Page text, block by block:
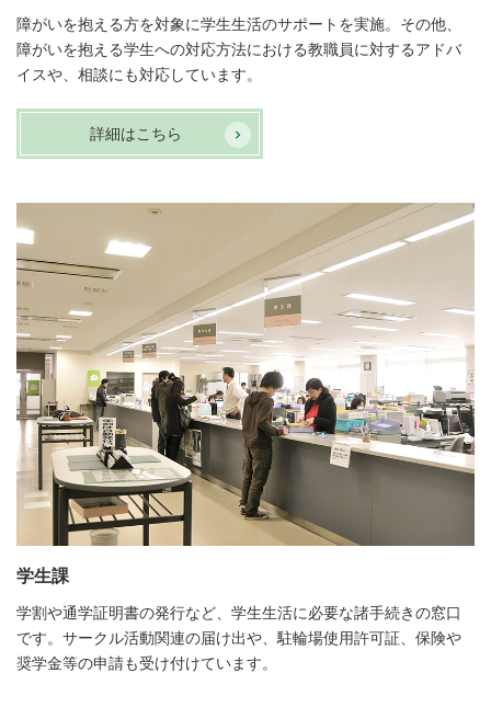
障がいを抱える方を対象に学生生活のサポートを実施。その他、
障がいを抱える学生への対応方法における教職員に対するアドバ
イスや、相談にも対応しています。
詳細はこちら
学生課
学割や通学証明書の発行など、学生生活に必要な諸手続きの窓口
です。サークル活動関連の届け出や、駐輪場使用許可証、保険や
奨学金等の申請も受け付けています。